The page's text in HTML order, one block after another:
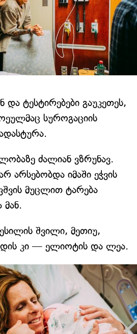
და ტესტირებები გაუკეთეს,
სუროგაციის
ძალიან ვზრუნავ.
არსებობდა იმაში ეჭვის
მუცლით ტარება
შვილი, მეთიუ,
კი — ელიოტის და ლეა.